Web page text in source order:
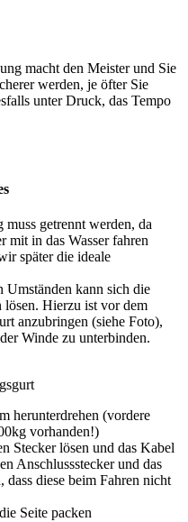
macht den Meister und Sie
werden, je öfter Sie
unter Druck, das Tempo
muss getrennt werden, da
mit in das Wasser fahren
später die ideale
kann sich die
Hierzu ist vor dem
anzubringen (siehe Foto),
Winde zu unterbinden.
herunterdrehen (vordere
vorhanden!)
Stecker lösen und das Kabel
Anschlussstecker und das
diese beim Fahren nicht
Seite packen